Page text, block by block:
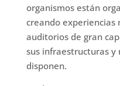
organismos están
creando
auditorios de gran
sus infraestructuras y
disponen.